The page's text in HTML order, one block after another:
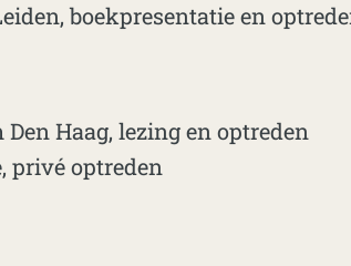
boekpresentatie en
Haag, lezing en optreden
privé optreden